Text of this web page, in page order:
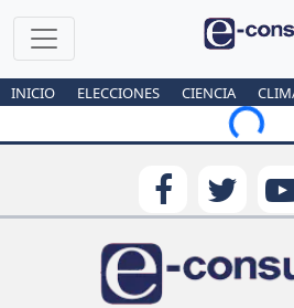
INICIO ELECCIONES CIENCIA
Loading...